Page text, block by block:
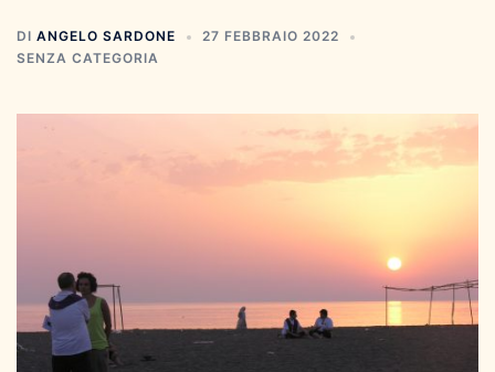
DI ANGELO SARDONE
27 FEBBRAIO 2022
SENZA CATEGORIA